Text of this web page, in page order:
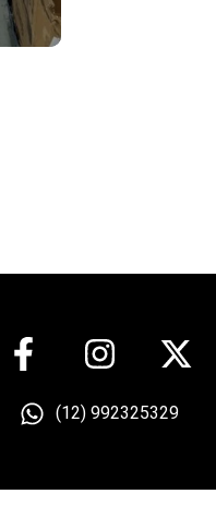
(12) 992325329